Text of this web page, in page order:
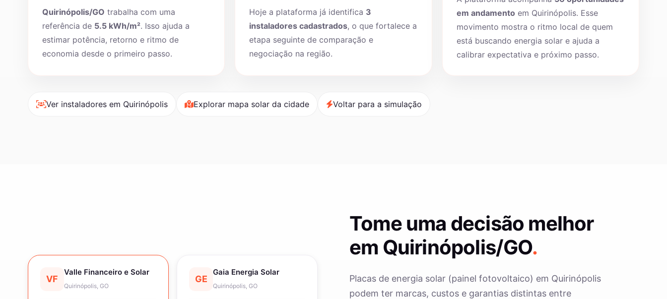
Quirinópolis/GO trabalha com uma
referência de 5.5 kWh/m². Isso ajuda a
estimar potência, retorno e ritmo de
economia desde o primeiro passo.
Hoje a plataforma já identifica 3
instaladores cadastrados, o que fortalece a
etapa seguinte de comparação e
negociação na região.
em andamento em Quirinópolis. Esse
movimento mostra o ritmo local de quem
está buscando energia solar e ajuda a
calibrar expectativa e próximo passo.
Ver instaladores em Quirinópolis Explorar mapa solar da cidade Voltar para a simulação
VF
Valle Financeiro e Solar
Quirinópolis, GO
GE
Gaia Energia Solar
Quirinópolis, GO
Tome uma decisão melhor
em Quirinópolis/GO.
Placas de energia solar (painel fotovoltaico) em Quirinópolis
podem ter marcas, custos e garantias distintas entre